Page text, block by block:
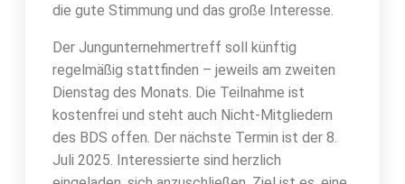
die gute Stimmung und das große Interesse.
Der Jungunternehmertreff soll künftig
regelmäßig stattfinden – jeweils am zweiten
Dienstag des Monats. Die Teilnahme ist
kostenfrei und steht auch Nicht-Mitgliedern
des BDS offen. Der nächste Termin ist der 8.
Juli 2025. Interessierte sind herzlich